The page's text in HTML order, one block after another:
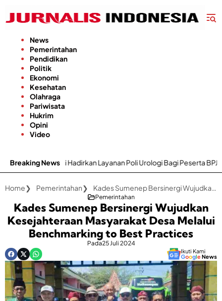
konten
News
Pemerintahan
Pendidikan
Politik
Ekonomi
Kesehatan
Olahraga
Pariwisata
Hukrim
Opini
Video
Breaking News
Layanan Poli Urologi Bagi Peserta BPJS Kesehatan
Home Pemerintahan Kades Sumenep Bersinergi Wujudkan Kesejahteraan Masyarakat Desa Melalui Benchmarking to Best Practices
Pemerintahan
Kades Sumenep Bersinergi Wujudkan
Kesejahteraan Masyarakat Desa Melalui
Benchmarking to Best Practices
Pada25 Juli 2024
Ikuti Kami
GoogleNews